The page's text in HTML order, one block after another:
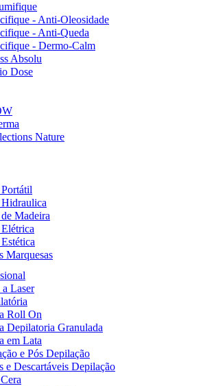
- Anti-Oleosidade
- Anti-Queda
- Dermo-Calm
Absolu
Dose
Nature
Madeira
Marquesas
Laser
Roll On
Depilatoria Granulada
em Lata
e Pós Depilação
e Descartáveis Depilação